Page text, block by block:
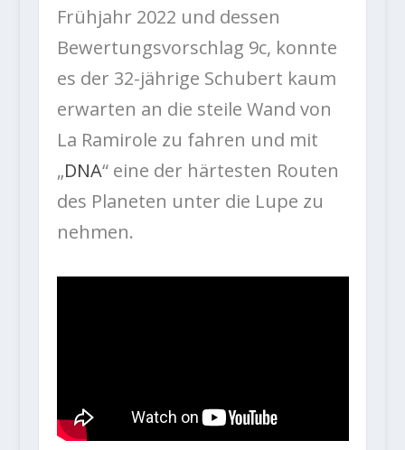
Frühjahr 2022 und dessen
Bewertungsvorschlag 9c, konnte
es der 32-jährige Schubert kaum
erwarten an die steile Wand von
La Ramirole zu fahren und mit
„DNA“ eine der härtesten Routen
des Planeten unter die Lupe zu
nehmen.